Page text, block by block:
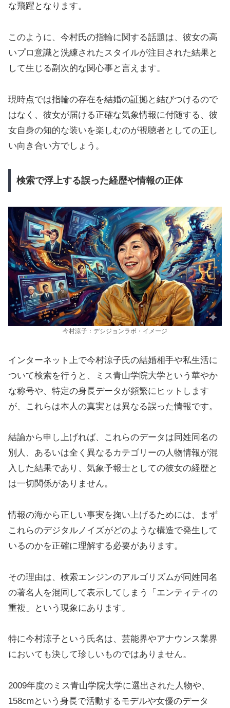
な飛躍となります。
このように、今村氏の指輪に関する話題は、彼女の高
いプロ意識と洗練されたスタイルが注目された結果と
して生じる副次的な関心事と言えます。
現時点では指輪の存在を結婚の証拠と結びつけるので
はなく、彼女が届ける正確な気象情報に付随する、彼
女自身の知的な装いを楽しむのが視聴者としての正し
い向き合い方でしょう。
検索で浮上する誤った経歴や情報の正体
今村涼子：デシジョンラボ・イメージ
インターネット上で今村涼子氏の結婚相手や私生活に
ついて検索を行うと、ミス青山学院大学という華やか
な称号や、特定の身長データが頻繁にヒットします
が、これらは本人の真実とは異なる誤った情報です。
結論から申し上げれば、これらのデータは同姓同名の
別人、あるいは全く異なるカテゴリーの人物情報が混
入した結果であり、気象予報士としての彼女の経歴と
は一切関係がありません。
情報の海から正しい事実を掬い上げるためには、まず
これらのデジタルノイズがどのような構造で発生して
いるのかを正確に理解する必要があります。
その理由は、検索エンジンのアルゴリズムが同姓同名
の著名人を混同して表示してしまう「エンティティの
重複」という現象にあります。
特に今村涼子という氏名は、芸能界やアナウンス業界
においても決して珍しいものではありません。
2009年度のミス青山学院大学に選出された人物や、
158cmという身長で活動するモデルや女優のデータ